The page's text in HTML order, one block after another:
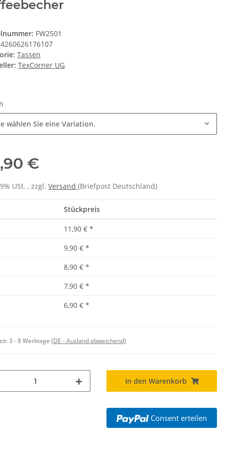
FW2501
4260626176107
Tassen
TexCorner UG
wählen Sie eine Variation.
€
USt. , zzgl. Versand (Briefpost Deutschland)
Stückpreis
11,90 € *
9,90 € *
8,90 € *
7,90 € *
6,90 € *
3 - 8 Werktage (DE - Ausland abweichend)
In den Warenkorb
Consent erteilen